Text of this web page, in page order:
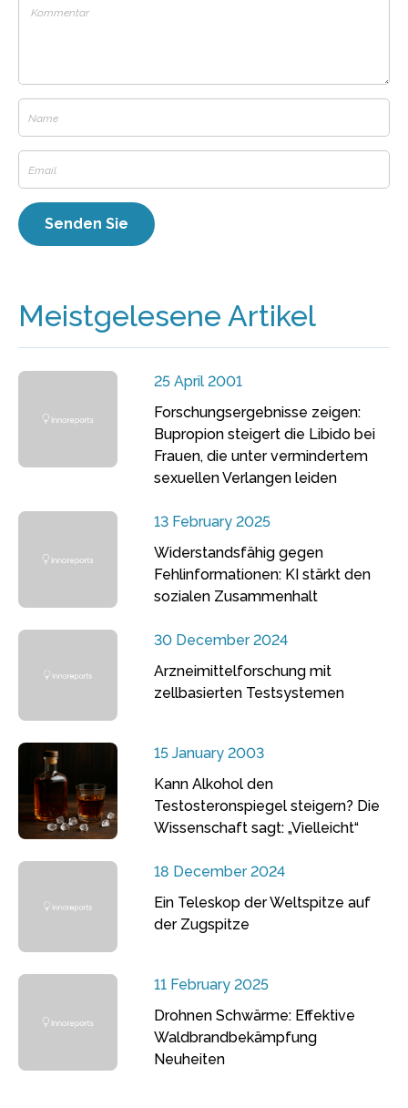
Meistgelesene Artikel
25 April 2001
Forschungsergebnisse zeigen:
Bupropion steigert die Libido bei
Frauen, die unter vermindertem
sexuellen Verlangen leiden
13 February 2025
Widerstandsfähig gegen
Fehlinformationen: KI stärkt den
sozialen Zusammenhalt
30 December 2024
Arzneimittelforschung mit
zellbasierten Testsystemen
15 January 2003
Kann Alkohol den
Testosteronspiegel steigern? Die
Wissenschaft sagt: „Vielleicht“
18 December 2024
Ein Teleskop der Weltspitze auf
der Zugspitze
11 February 2025
Drohnen Schwärme: Effektive
Waldbrandbekämpfung
Neuheiten